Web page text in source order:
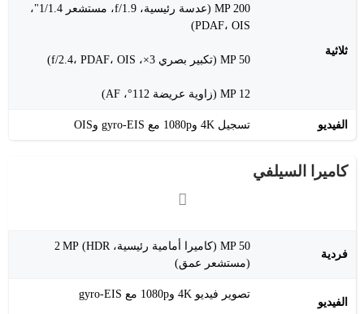
ثلاثية
200 MP (عدسة رئيسية، f/1.9، مستشعر 1/1.4"،
PDAF، OIS)
50 MP (تكبير بصري 3×، f/2.4، PDAF، OIS)
12 MP (زاوية عريضة 112°، AF)
الفيديو تسجيل 4K و1080p مع gyro‑EIS وOIS
كاميرا السيلفي
فردية
50 MP (كاميرا أمامية رئيسية، HDR) 2 MP
(مستشعر عمق)
الفيديو
تصوير فيديو 4K و1080p مع gyro‑EIS